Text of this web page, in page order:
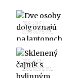
ZDRAVIE /
ŽIVOTNÝ ŠTÝL
ZDRAVIE /
ŽIVOTNÝ ŠTÝL